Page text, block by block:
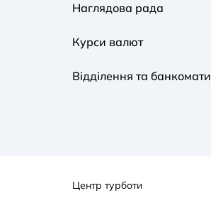
Наглядова рада
Курси валют
Відділення та банкомати
Центр турботи